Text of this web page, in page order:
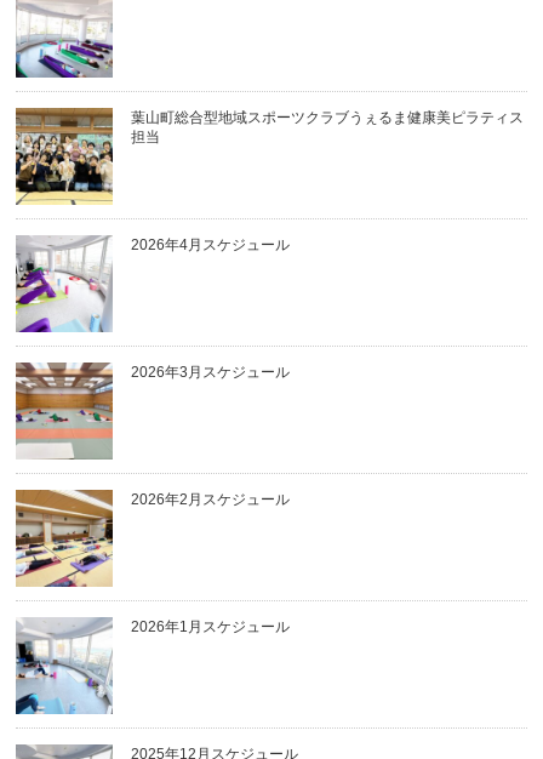
葉山町総合型地域スポーツクラブうぇるま健康美ピラティス
担当
2026年4月スケジュール
2026年3月スケジュール
2026年2月スケジュール
2026年1月スケジュール
2025年12月スケジュール